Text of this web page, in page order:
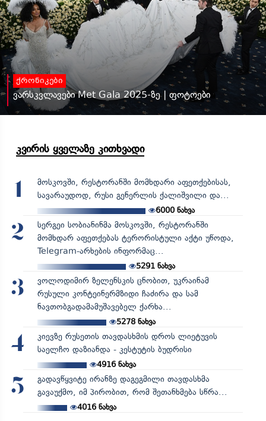
ქრონიკები
ვარსკვლავები Met Gala 2025-ზე | ფოტოები
კვირის ყველაზე კითხვადი
1
მოსკოვში, რესტორანში მომხდარი აფეთქებისას,
სავარაუდოდ, რუსი გენერლის ქალიშვილი და...
6000ნახვა
2
სერგეი სობიანინმა მოსკოვში, რესტორანში
მომხდარ აფეთქებას ტერორისტული აქტი უწოდა,
Telegram-არხების ინფორმაც...
5291ნახვა
3
ვოლოდიმირ ზელენსკის ცნობით, უკრაინამ
რუსული კონტეინერმზიდი ჩაძირა და სამ
ნავთობგადამამუშავებელ ქარხა...
5278ნახვა
4
კიევზე რუსეთის თავდასხმის დროს ლიეტუვის
საელჩო დაზიანდა - კესტუტის ბუდრისი
4916ნახვა
5
გადავწყვიტე ირანზე დაგეგმილი თავდასხმა
გავაუქმო, იმ პირობით, რომ შეთანხმება სწრა...
4016ნახვა